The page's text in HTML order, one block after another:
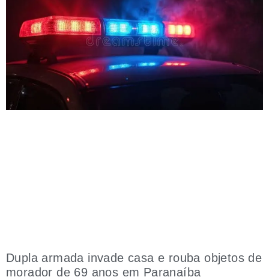
Dupla armada invade casa e rouba objetos de
morador de 69 anos em Paranaíba